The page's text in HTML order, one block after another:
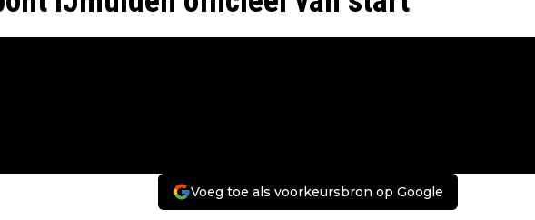
Voeg toe als voorkeursbron op Google